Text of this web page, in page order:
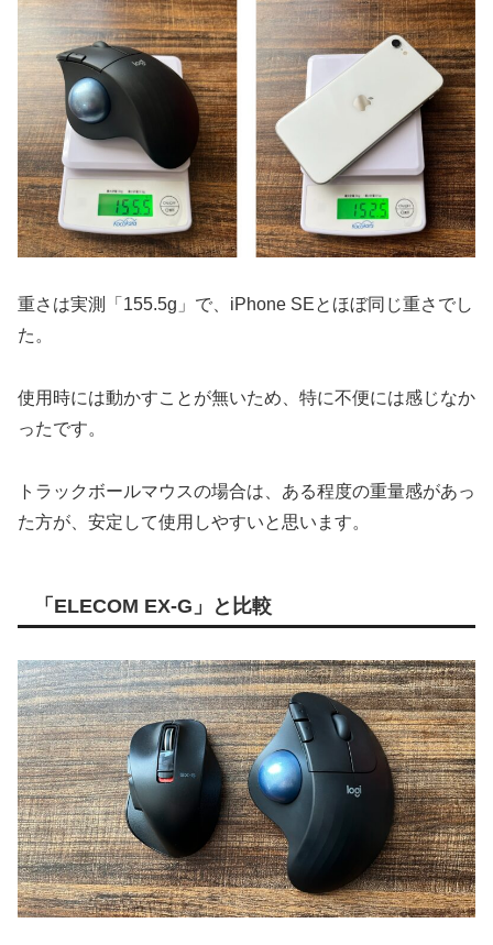
重さは実測「155.5g」で、iPhone SEとほぼ同じ重さでし
た。
使用時には動かすことが無いため、特に不便には感じなか
ったです。
トラックボールマウスの場合は、ある程度の重量感があっ
た方が、安定して使用しやすいと思います。
「ELECOM EX-G」と比較